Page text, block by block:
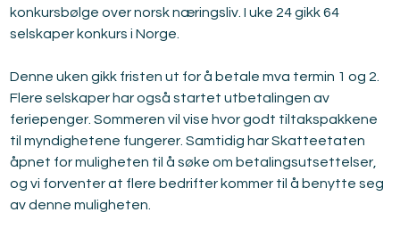
konkursbølge over norsk næringsliv. I uke 24 gikk 64
selskaper konkurs i Norge.
Denne uken gikk fristen ut for å betale mva termin 1 og 2.
Flere selskaper har også startet utbetalingen av
feriepenger. Sommeren vil vise hvor godt tiltakspakkene
til myndighetene fungerer. Samtidig har Skatteetaten
åpnet for muligheten til å søke om betalingsutsettelser,
og vi forventer at flere bedrifter kommer til å benytte seg
av denne muligheten.